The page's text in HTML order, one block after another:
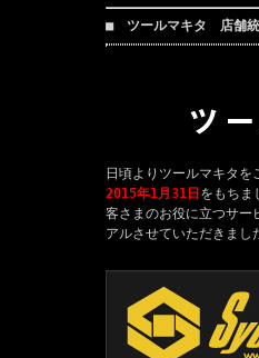
■ ツールマキタ 店舗統
日頃よりツールマキタを
2015年1月31日 をもちま
客さまのお役に立つサー
アルさせていただきまし